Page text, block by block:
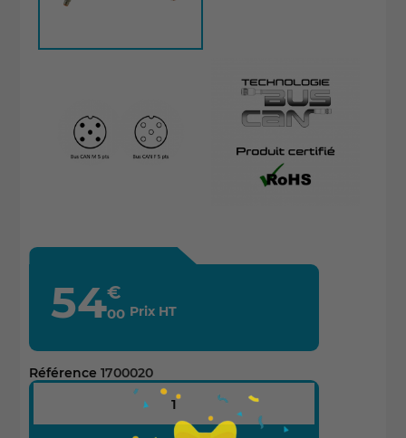
54€
00 Prix HT
Référence 1700020